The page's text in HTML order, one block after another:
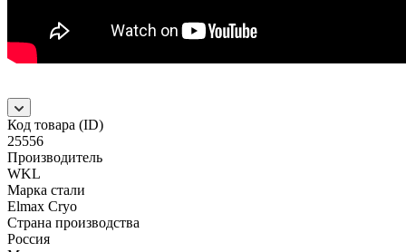
Код товара (ID)
25556
Производитель
WKL
Марка стали
Elmax Cryo
Страна производства
Россия